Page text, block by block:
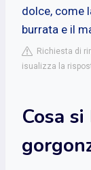
dolce, come
burrata e il
Richiesta di
isualizza la
Cosa